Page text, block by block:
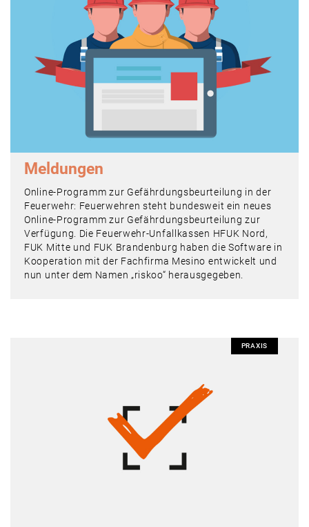
Meldungen
Online-Programm zur Gefährdungsbeurteilung in der
Feuerwehr: Feuerwehren steht bundesweit ein neues
Online-Programm zur Gefährdungsbeurteilung zur
Verfügung. Die ­Feuerwehr-Unfallkassen HFUK Nord,
FUK Mitte und FUK Brandenburg haben die Software in
Kooperation mit der Fachfirma Mesino entwickelt und
nun unter dem Namen „riskoo“ herausgegeben.
PRAXIS